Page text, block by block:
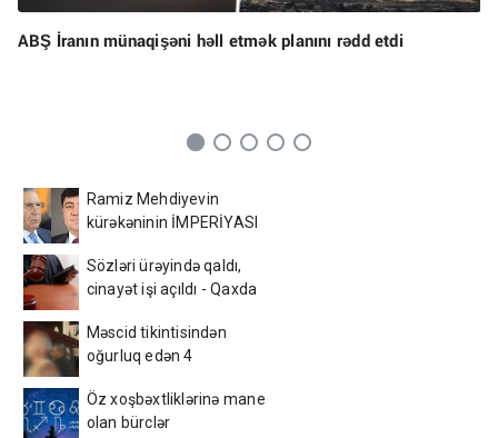
ABŞ İranın münaqişəni həll etmək planını rədd etdi
Ramiz Mehdiyevin
kürəkəninin İMPERİYASI
mərkəzində yandırılan
arxivlər və... - ŞOK
Sözləri ürəyində qaldı,
cinayət işi açıldı - Qaxda
Məscid tikintisindən
oğurluq edən 4
Foto
Öz xoşbəxtliklərinə mane
olan bürclər